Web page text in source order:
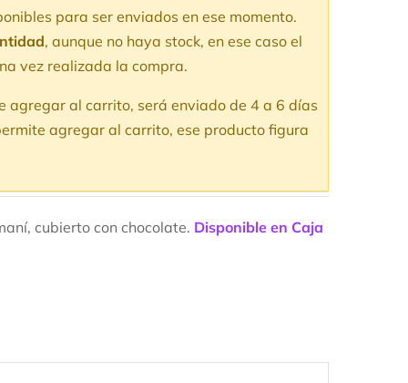
clientes
para ser enviados en ese momento.
, aunque no haya stock, en ese caso el
vez realizada la compra.
agregar al carrito, será enviado de 4 a 6 días
agregar al carrito, ese producto figura
cubierto con chocolate. Disponible en Caja